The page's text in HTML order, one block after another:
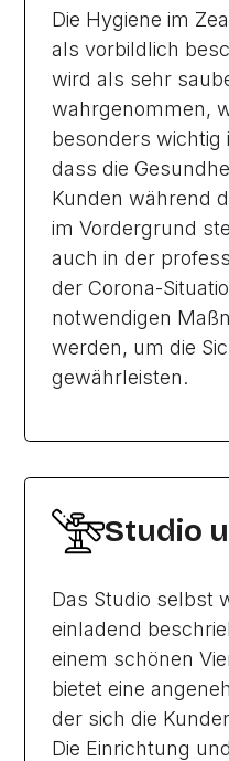
Die Hygiene im
als vorbildlich
wird als sehr
wahrgenommen,
besonders wichtig
dass die
Kunden während
im Vordergrund
auch in der
der Corona-
notwendigen
werden, um die
gewährleisten.
Studio
Das Studio selbst
einladend
einem schönen
bietet eine
der sich die
Die Einrichtung